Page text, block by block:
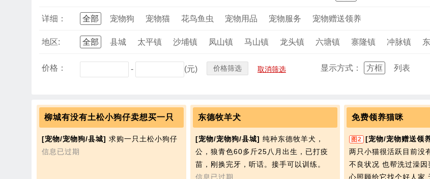
详细： 全部 宠物狗 宠物猫 花鸟鱼虫 宠物用品 宠物服务 宠物赠送领养
地区: 全部 县城 太平镇 沙埔镇 凤山镇 马山镇 龙头镇 六塘镇 寨隆镇 冲脉镇
价格： - (元) 价格筛选 取消筛选 显示方式： 方框 列表
柳城有没有土松小狗仔卖想买一只
[宠物/宠物狗/县城] 求购一只土松小狗仔
信息已过期
东德牧羊犬
[宠物/宠物狗/县城] 纯种东德牧羊犬，
公，狼青色60多斤25八月出生，已打疫
苗，刚换完牙，听话。接手可以训练。
信息已过期
免费领养猫咪
图2 [宠物/宠物赠送领
两只小猫很活跃目前没
不良状况 也帮洗过澡因
心照顾给它找个好人家